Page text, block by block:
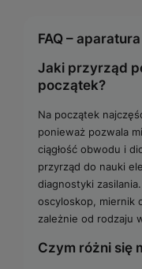
FAQ –
Jaki przyrząd
początek?
Na początek
ponieważ pozwala
ciągłość obwodu i
przyrząd do nauki
diagnostyki
oscyloskop, miernik
zależnie od rodzaju
Czym różni się